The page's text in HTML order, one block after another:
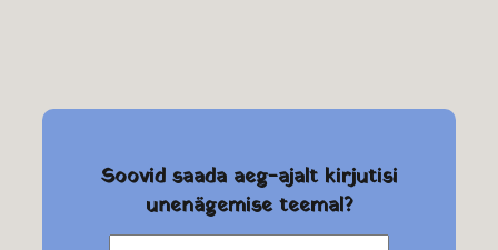
Soovid saada aeg-ajalt kirjutisi
unenägemise teemal?